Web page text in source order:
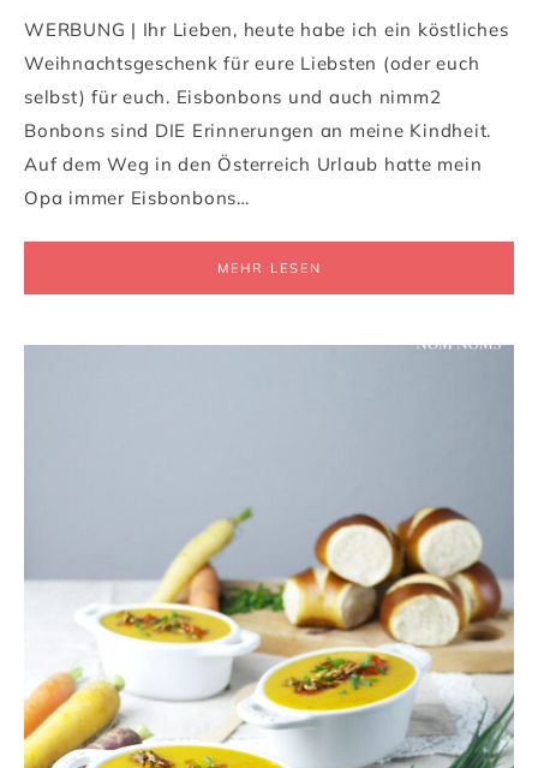
WERBUNG | Ihr Lieben, heute habe ich ein köstliches
Weihnachtsgeschenk für eure Liebsten (oder euch
selbst) für euch. Eisbonbons und auch nimm2
Bonbons sind DIE Erinnerungen an meine Kindheit.
Auf dem Weg in den Österreich Urlaub hatte mein
Opa immer Eisbonbons…
MEHR LESEN